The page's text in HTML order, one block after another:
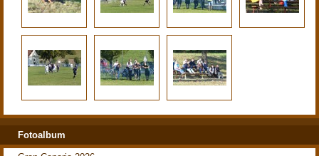
Fotoalbum